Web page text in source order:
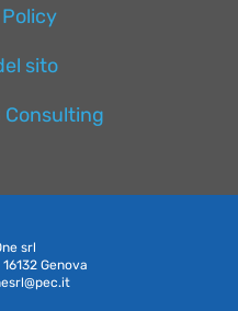
sito
Consulting
srl
Genova